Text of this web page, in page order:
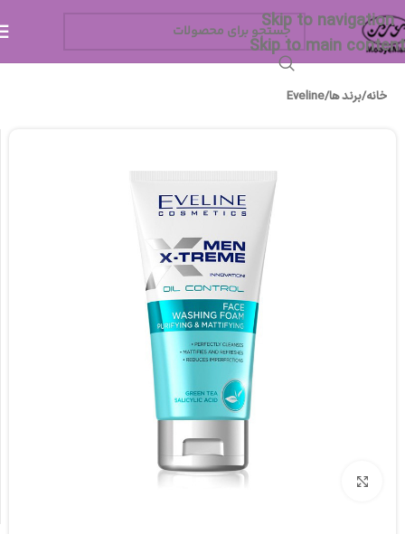
Skip to navigation
Skip to main content
خانه/برند ها/
Eveline
برای بزرگنمایی کلیک کنید